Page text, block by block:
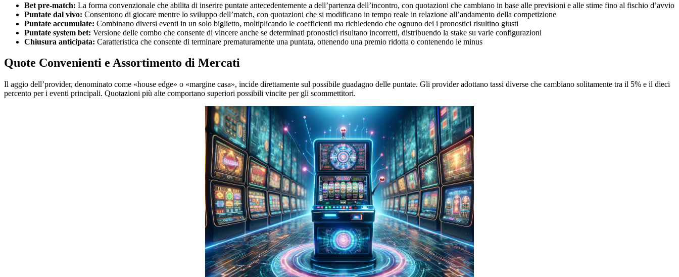
Bet pre-match: La forma convenzionale che abilita di inserire puntate antecedentemente a dell’partenza dell’incontro, con quotazioni che cambiano in base alle previsioni e alle stime fino al fischio d’avvio
Puntate dal vivo: Consentono di giocare mentre lo sviluppo dell’match, con quotazioni che si modificano in tempo reale in relazione all’andamento della competizione
Puntate accumulate: Combinano diversi eventi in un solo biglietto, moltiplicando le coefficienti ma richiedendo che ognuno dei i pronostici risultino giusti
Puntate system bet: Versione delle combo che consente di vincere anche se determinati pronostici risultano incorretti, distribuendo la stake su varie configurazioni
Chiusura anticipata: Caratteristica che consente di terminare prematuramente una puntata, ottenendo una premio ridotta o contenendo le minus
Quote Convenienti e Assortimento di Mercati
Il aggio dell’provider, denominato come «house edge» o «margine casa», incide direttamente sul possibile guadagno delle puntate. Gli provider adottano tassi diverse che cambiano solitamente tra il 5% e il dieci
percento per i eventi principali. Quotazioni più alte comportano superiori possibili vincite per gli scommettitori.